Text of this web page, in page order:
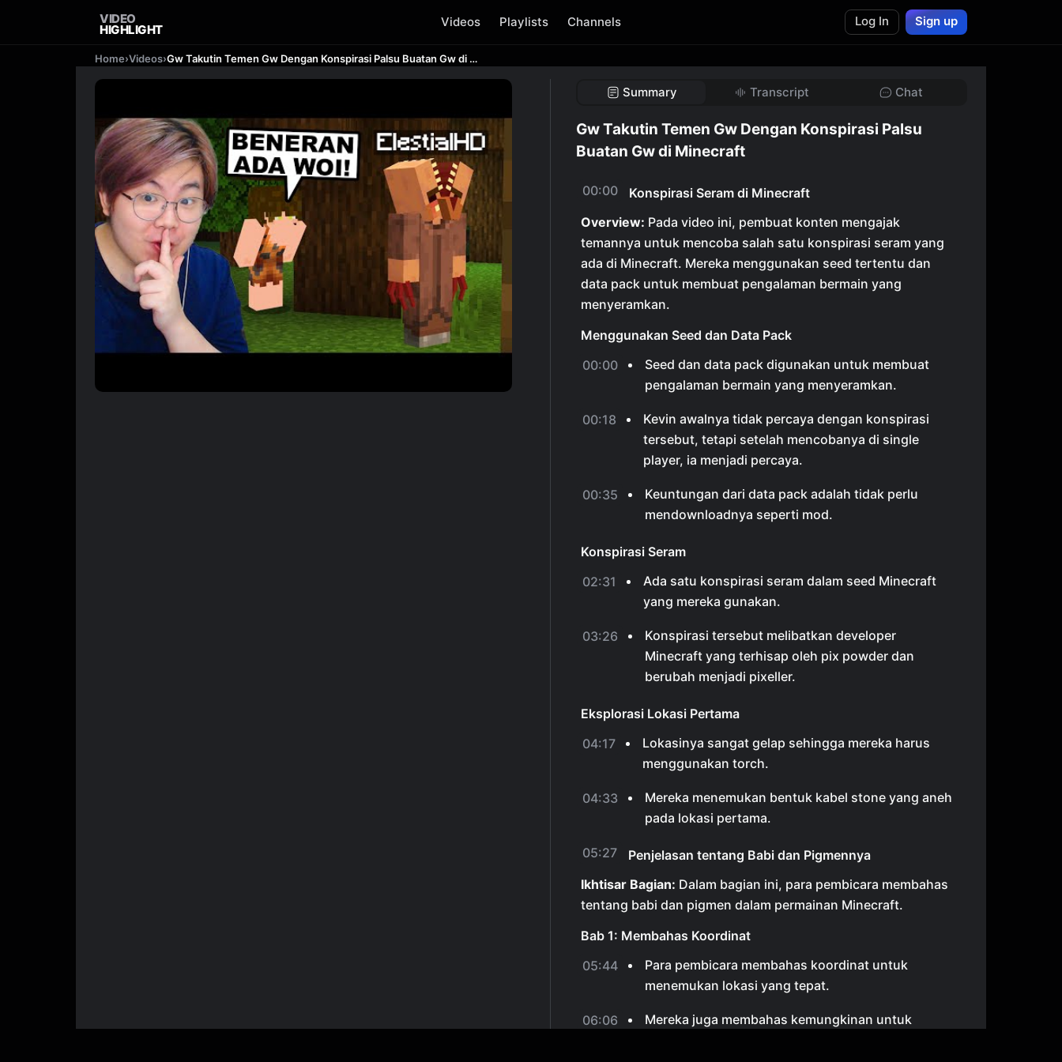
VIDEO
HIGHLIGHT
Videos Playlists Channels Log In Sign up
Home›Videos› Gw Takutin Temen Gw Dengan Konspirasi Palsu Buatan Gw di Minecraft
Summary Transcript Chat
Gw Takutin Temen Gw Dengan Konspirasi Palsu
Buatan Gw di Minecraft
00:00
Konspirasi Seram di Minecraft
Overview: Pada video ini, pembuat konten mengajak
temannya untuk mencoba salah satu konspirasi seram yang
ada di Minecraft. Mereka menggunakan seed tertentu dan
data pack untuk membuat pengalaman bermain yang
menyeramkan.
Menggunakan Seed dan Data Pack
00:00
Seed dan data pack digunakan untuk membuat
pengalaman bermain yang menyeramkan.
00:18
Kevin awalnya tidak percaya dengan konspirasi
tersebut, tetapi setelah mencobanya di single
player, ia menjadi percaya.
00:35
Keuntungan dari data pack adalah tidak perlu
mendownloadnya seperti mod.
Konspirasi Seram
02:31
Ada satu konspirasi seram dalam seed Minecraft
yang mereka gunakan.
03:26
Konspirasi tersebut melibatkan developer
Minecraft yang terhisap oleh pix powder dan
berubah menjadi pixeller.
Eksplorasi Lokasi Pertama
04:17
Lokasinya sangat gelap sehingga mereka harus
menggunakan torch.
04:33
Mereka menemukan bentuk kabel stone yang aneh
pada lokasi pertama.
05:27
Penjelasan tentang Babi dan Pigmennya
Ikhtisar Bagian: Dalam bagian ini, para pembicara membahas
tentang babi dan pigmen dalam permainan Minecraft.
Bab 1: Membahas Koordinat
05:44
Para pembicara membahas koordinat untuk
menemukan lokasi yang tepat.
06:06
Mereka juga membahas kemungkinan untuk